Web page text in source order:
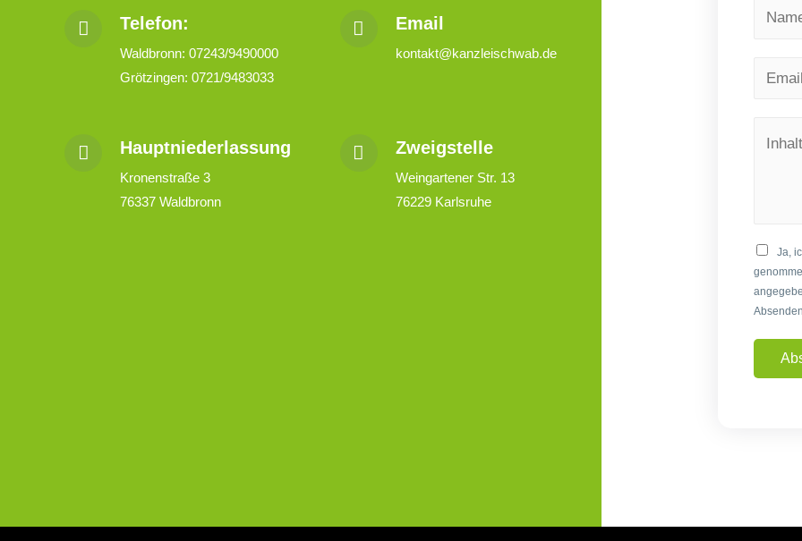
Telefon:
Waldbronn: 07243/9490000
Grötzingen: 0721/9483033
Email
kontakt@kanzleischwab.de
Hauptniederlassung
Kronenstraße 3
76337 Waldbronn
Zweigstelle
Weingartener Str. 13
76229 Karlsruhe
Ja,